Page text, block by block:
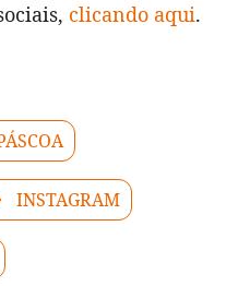
clicando aqui.
INSTAGRAM